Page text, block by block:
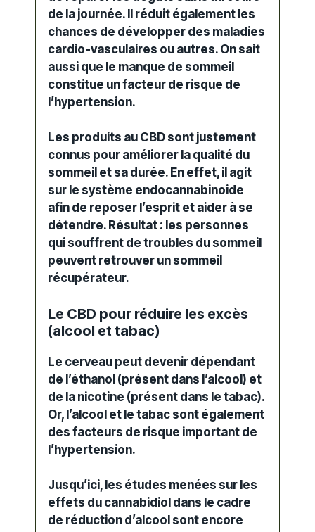
de la journée. Il réduit également les
chances de développer des maladies
cardio-vasculaires ou autres. On sait
aussi que le manque de sommeil
constitue un facteur de risque de
l’hypertension.
Les produits au CBD sont justement
connus pour améliorer la qualité du
sommeil et sa durée. En effet, il agit
sur le système endocannabinoide
afin de reposer l’esprit et aider à se
détendre. Résultat : les personnes
qui souffrent de troubles du sommeil
peuvent retrouver un sommeil
récupérateur.
Le CBD pour réduire les excès
(alcool et tabac)
Le cerveau peut devenir dépendant
de l’éthanol (présent dans l’alcool) et
de la nicotine (présent dans le tabac).
Or, l’alcool et le tabac sont également
des facteurs de risque important de
l’hypertension.
Jusqu’ici, les études menées sur les
effets du cannabidiol dans le cadre
de réduction d’alcool sont encore